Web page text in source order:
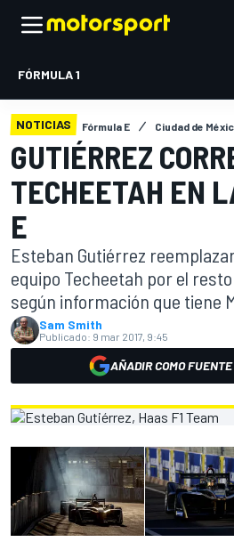
FÓRMULA 1
NOTICIAS Fórmula E Ciudad de
GUTIÉRREZ
TECHEETAH EN
E
Esteban Gutiérrez
equipo Techeetah por el
según información que tiene
Sam Smith
Publicado: 9 mar 2017, 9:45
AÑADIR COMO